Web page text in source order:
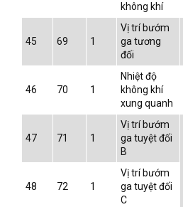
không khí
45 69 1
Vị trí bướm
ga tương
đối
46 70 1
Nhiệt độ
không khí
xung quanh
47 71 1
Vị trí bướm
ga tuyệt đối
B
48 72 1
Vị trí bướm
ga tuyệt đối
C